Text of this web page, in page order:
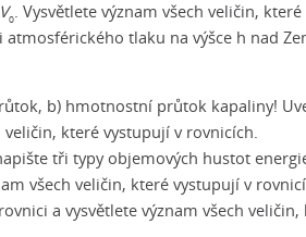
V0. Vysvětlete význam všech veličin,
tlaku na výšce h nad
b) hmotnostní průtok kapaliny!
veličin, které vystupují v rovnicích.
tři typy objemových hustot
všech veličin, které vystupují v
a vysvětlete význam všech